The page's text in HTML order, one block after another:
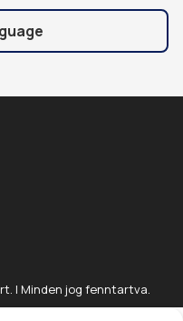
| Minden jog fenntartva.